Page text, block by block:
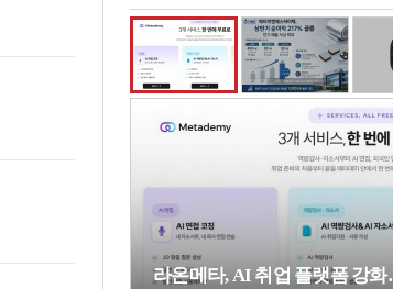
라온메타, AI 취업 플랫폼 강